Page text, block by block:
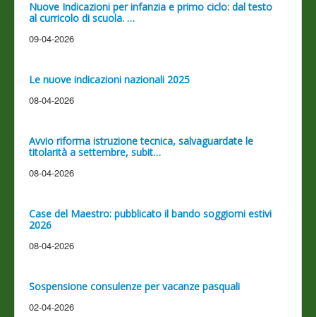
Nuove Indicazioni per infanzia e primo ciclo: dal testo
al curricolo di scuola. …
09-04-2026
Le nuove indicazioni nazionali 2025
08-04-2026
Avvio riforma istruzione tecnica, salvaguardate le
titolarità a settembre, subit…
08-04-2026
Case del Maestro: pubblicato il bando soggiorni estivi
2026
08-04-2026
Sospensione consulenze per vacanze pasquali
02-04-2026